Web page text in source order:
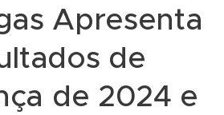
Apresenta
de
de 2024 e